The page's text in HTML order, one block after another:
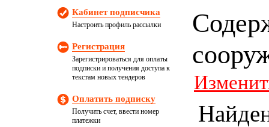
Кабинет подписчика
Настроить профиль рассылки
Регистрация
Зарегистрироваться для оплаты
подписки и получения доступа к
текстам новых тендеров
Оплатить подписку
Получить счет, ввести номер
платежки